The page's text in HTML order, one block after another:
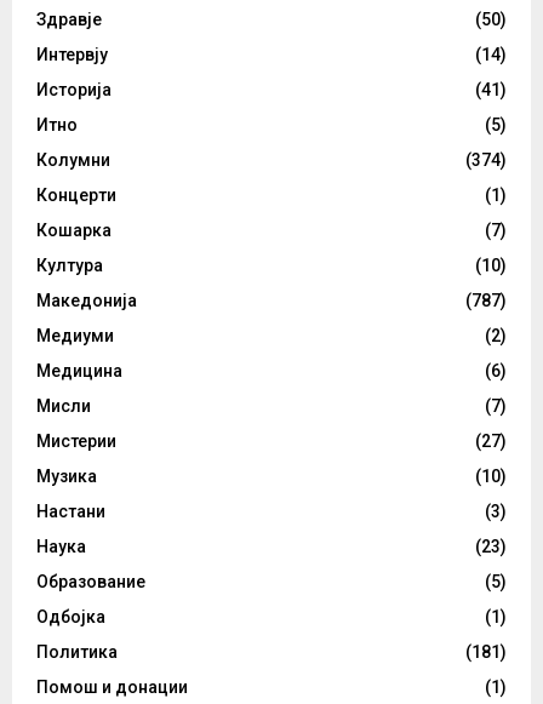
Здравје
(50)
Интервју
(14)
Историја
(41)
Итно
(5)
Колумни
(374)
Концерти
(1)
Кошарка
(7)
Култура
(10)
Македонија
(787)
Медиуми
(2)
Медицина
(6)
Мисли
(7)
Мистерии
(27)
Музика
(10)
Настани
(3)
Наука
(23)
Образование
(5)
Одбојка
(1)
Политика
(181)
Помош и донации
(1)